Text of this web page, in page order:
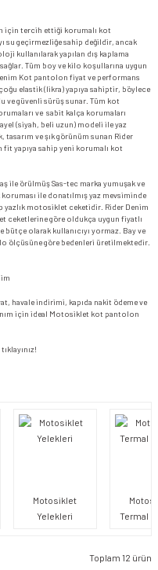
için tercih ettiği korumalı kot
su geçirmezliğe sahip değildir, ancak
kullanılarak yapılan dış kaplama
Tüm boy ve kilo koşullarına uygun
Kot pantolon fiyat ve performans
elastik (likra) yapıya sahiptir, böylece
ve güvenli sürüş sunar. Tüm kot
ve sabit kalça korumaları
(siyah, beli uzun) modeli ile yaz
ve şık görünüm sunan Rider
yapıya sahip yeni korumalı kot
ile örülmüş Sas-tec marka yumuşak ve
ile donatılmış yaz mevsiminde
motosiklet ceketidir. Rider Denim
ceketlerine göre oldukça uygun fiyatlı
olarak kullanıcıyı yormaz. Bay ve
ölçüsüne göre bedenleri üretilmektedir.
havale indirimi, kapıda nakit ödeme ve
için ideal Motosiklet kot pantolon
Motosiklet
Yelekleri
Termal
Toplam 12 ürün